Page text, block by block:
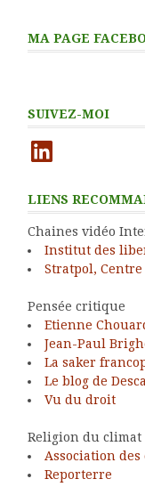
MA PAGE
SUIVEZ-MOI
LinkedIn
LIENS
Chaines vidéo
Institut des
Stratpol,
Pensée critique
Etienne
Jean-Paul
La saker
Le blog de
Vu du droit
Religion du climat
Association
Reporterre